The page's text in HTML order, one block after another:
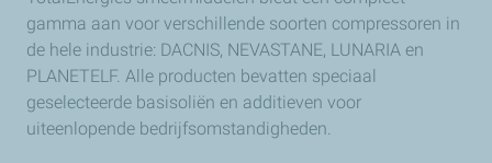
gamma aan voor verschillende soorten compressoren in
de hele industrie: DACNIS, NEVASTANE, LUNARIA en
PLANETELF. Alle producten bevatten speciaal
geselecteerde basisoliën en additieven voor
uiteenlopende bedrijfsomstandigheden.